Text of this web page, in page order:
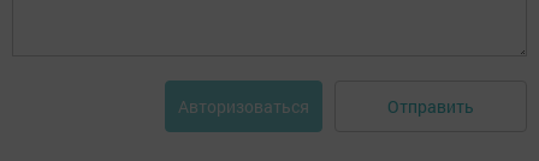
Авторизоваться Отправить